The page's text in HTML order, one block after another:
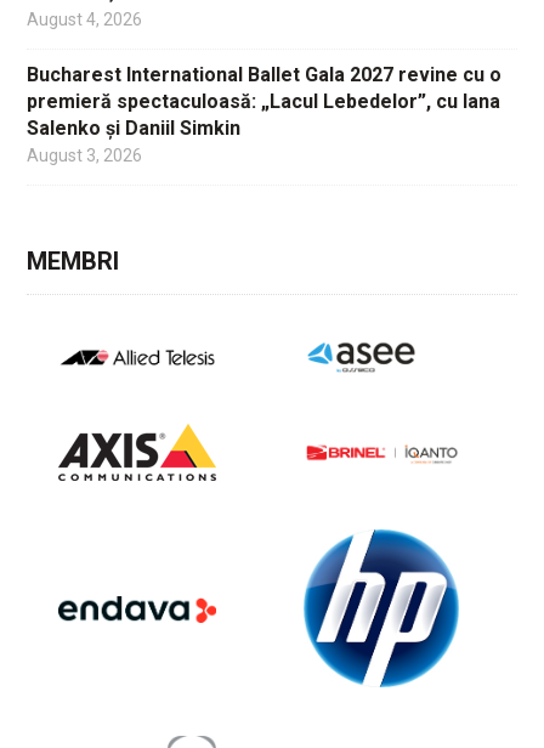
August 4, 2026
Bucharest International Ballet Gala 2027 revine cu o
premieră spectaculoasă: „Lacul Lebedelor”, cu Iana
Salenko și Daniil Simkin
August 3, 2026
MEMBRI